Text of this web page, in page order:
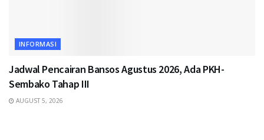
INFORMASI
Jadwal Pencairan Bansos Agustus 2026, Ada PKH-
Sembako Tahap III
AUGUST 5, 2026